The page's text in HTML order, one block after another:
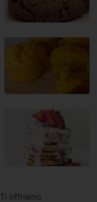
Ti offriamo